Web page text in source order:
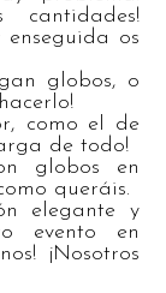
enseguida os
globos, o
como el de
de todo!
globos en
queráis.
elegante y
evento en
¡Nosotros